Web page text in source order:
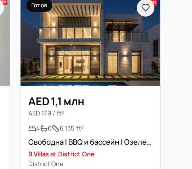
Готов
AED 1,1 млн
AED 179 / ft²
4
6 6 135 ft²
Свободна | BBQ и бассейн | Озеленённая территория
B Villas at District One
District One